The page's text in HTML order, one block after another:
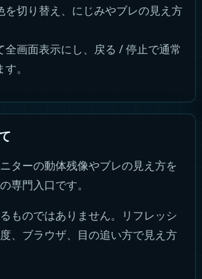
を切り替え、にじみやブレの見え方
全画面表示にし、戻る / 停止で通常
。
ターの動体残像やブレの見え方を
専門入口です。
ものではありません。リフレッシ
、ブラウザ、目の追い方で見え方